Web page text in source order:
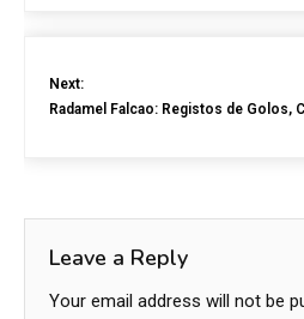
Next:
Radamel Falcao: Registos de Golos,
Leave a Reply
Your email address will not be